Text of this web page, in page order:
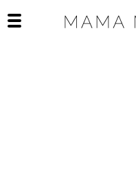
Open het mobiele menu